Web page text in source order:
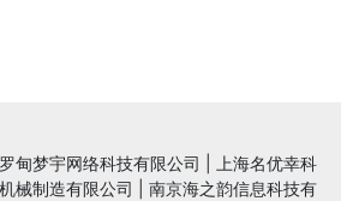
罗甸梦宇网络科技有限公司
上海名优幸科
械制造有限公司
南京海之韵信息科技有